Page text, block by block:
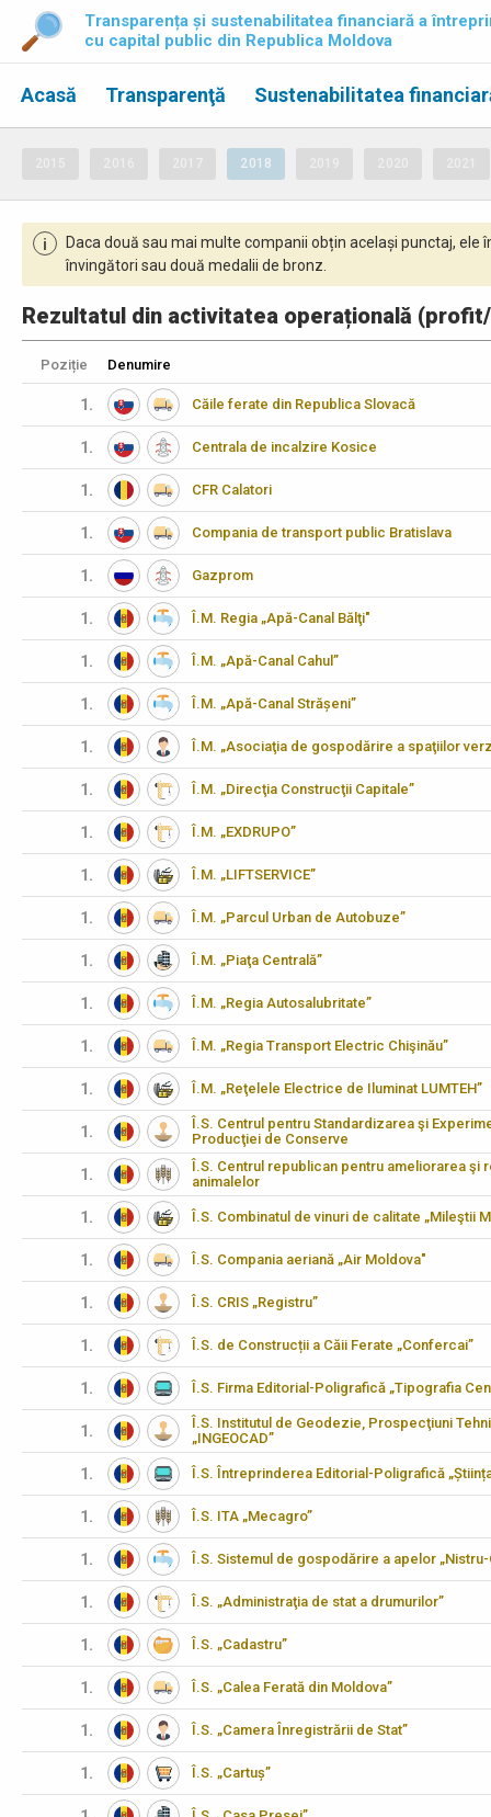
Transparența și sustenabilitatea financiară a
cu capital public din Republica Moldova
Acasă Transparenţă Sustenabilitatea
2018
i
Daca două sau mai multe companii obțin același punctaj,
învingători sau două medalii de bronz.
Rezultatul din activitatea operațională
Poziție Denumire
1. Căile ferate din Republica Slovacă
1. Centrala de incalzire Kosice
1. CFR Calatori
1. Compania de transport public Bratislava
1. Gazprom
1. Î.M. Regia „Apă-Canal Bălţi"
1. Î.M. „Apă-Canal Cahul”
1. Î.M. „Apă-Canal Strășeni”
1. Î.M. „Asociaţia de gospodărire a spaţiilor
1. Î.M. „Direcţia Construcţii Capitale”
1. Î.M. „EXDRUPO”
1. Î.M. „LIFTSERVICE”
1. Î.M. „Parcul Urban de Autobuze”
1. Î.M. „Piaţa Centrală”
1. Î.M. „Regia Autosalubritate”
1. Î.M. „Regia Transport Electric Chişinău”
1. Î.M. „Reţelele Electrice de Iluminat LUMTEH”
1.
Î.S. Centrul pentru Standardizarea şi
Producţiei de Conserve
1.
Î.S. Centrul republican pentru ameliorarea şi
animalelor
1. Î.S. Combinatul de vinuri de calitate „Mileştii
1. Î.S. Compania aeriană „Air Moldova"
1. Î.S. CRIS „Registru”
1. Î.S. de Construcții a Căii Ferate „Confercai”
1. Î.S. Firma Editorial-Poligrafică „Tipografia
1.
Î.S. Institutul de Geodezie, Prospecţiuni
„INGEOCAD”
1. Î.S. Întreprinderea Editorial-Poligrafică
1. Î.S. ITA „Mecagro”
1. Î.S. Sistemul de gospodărire a apelor „Nistru-
1. Î.S. „Administraţia de stat a drumurilor”
1. Î.S. „Cadastru”
1. Î.S. „Calea Ferată din Moldova”
1. Î.S. „Camera Înregistrării de Stat”
1. Î.S. „Cartuș”